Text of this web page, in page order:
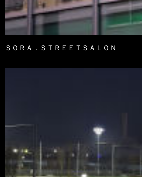
ＳＯＲＡ．ＳＴＲＥＥＴＳＡＬＯＮ